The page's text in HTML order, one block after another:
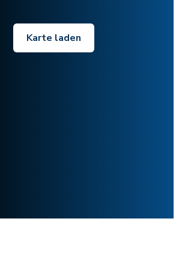
Karte laden